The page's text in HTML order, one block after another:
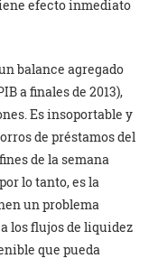
efecto inmediato
balance agregado
a finales de 2013),
Es insoportable y
de préstamos del
de la semana
lo tanto, es la
un problema
los flujos de liquidez
que pueda